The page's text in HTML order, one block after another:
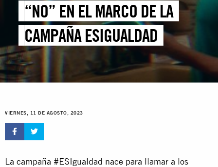
“NO” EN EL MARCO DE LA
CAMPAÑA ESIGUALDAD
VIERNES, 11 DE AGOSTO, 2023
La campaña #ESIgualdad nace para llamar a los